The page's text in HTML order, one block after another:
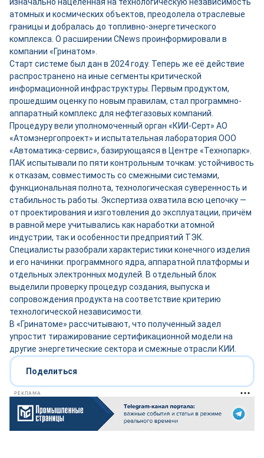
атомных и космических объектов, преодолела отраслевые
границы и добралась до топливно-энергетического
комплекса. О расширении CNews проинформировали в
компании «Гринатом».
Старт системе был дан в 2024 году. Теперь же её действие
распространено на иные сегменты критической
информационной инфраструктуры. Первым продуктом,
прошедшим оценку по новым правилам, стал программно-
аппаратный комплекс для нефтегазовых компаний.
Процедуру вели уполномоченный орган «КИИ-Серт» АО
«Атомэнергопроект» и испытательная лаборатория ООО
«Автоматика-сервис», базирующаяся в Центре «Технопарк».
ПАК испытывали по пяти контрольным точкам: устойчивость
к отказам, совместимость со смежными системами,
функциональная полнота, технологическая суверенность и
стабильность работы. Экспертиза охватила всю цепочку —
от проектирования и изготовления до эксплуатации, причём
в равной мере учитывались как наработки атомной
индустрии, так и особенности предприятий ТЭК.
Специалисты разобрали характеристики конечного изделия
и его начинки: программного ядра, аппаратной платформы и
отдельных электронных модулей. В отдельный блок
выделили проверку процедур создания, выпуска и
сопровождения продукта на соответствие критерию
технологической независимости.
В «Гринатоме» рассчитывают, что полученный задел
упростит тиражирование сертификационной модели на
другие энергетические сектора и смежные отрасли КИИ.
Поделиться
РЕКЛАМА